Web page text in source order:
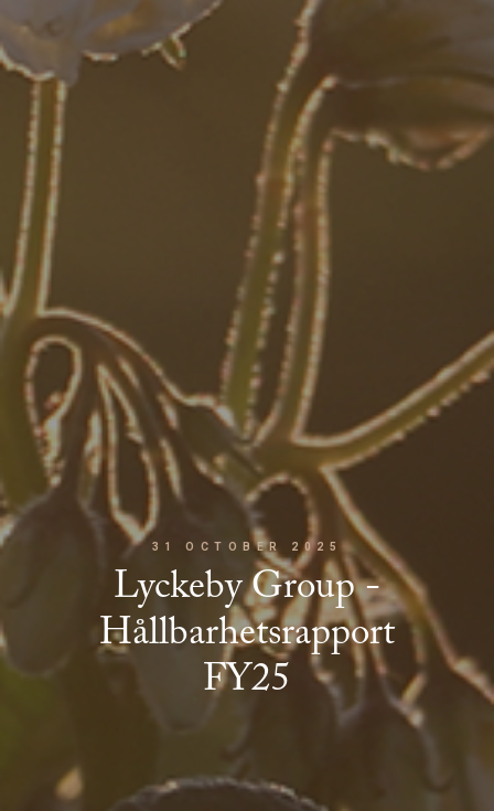
31 OCTOBER 2025
Lyckeby Group -
Hållbarhetsrapport
FY25